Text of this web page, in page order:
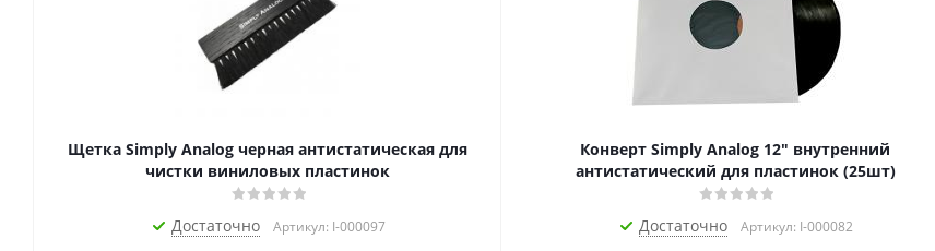
Щетка Simply Analog черная антистатическая для
чистки виниловых пластинок
Достаточно Артикул: I-000097
Конверт Simply Analog 12" внутренний
антистатический для пластинок (25шт)
Достаточно Артикул: I-000082